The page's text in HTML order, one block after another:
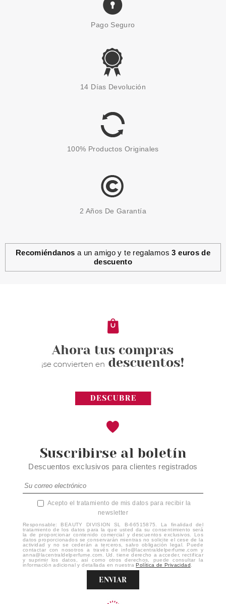
Pago Seguro
14 Días Devolución
100% Productos Originales
2 Años De Garantía
Recomiéndanos a un amigo y te regalamos3 euros de
descuento
Suscribirse al boletín
Descuentos exclusivos para clientes registrados
Acepto el tratamiento de mis datos para recibir la
newsletter
Responsable: BEAUTY DIVISION SL B-66515875. La finalidad del
tratamiento de los datos para la que usted da su consentimiento será
la de proporcionar contenido comercial y descuentos exclusivos. Los
datos proporcionados se conservarán mientras no solicite el cese de la
actividad y no se cederán a terceros, salvo obligación legal. Puede
contactar con nosotros a través de info@lacentraldelperfume.com y
anna@lacentraldelperfume.com. Ud. tiene derecho a acceder, rectificar
y suprimir los datos, así como otros derechos, puede consultar la
información adicional y detallada en nuestraPolítica de Privacidad
ENVIAR